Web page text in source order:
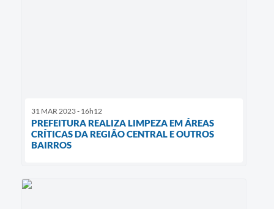
31 MAR 2023 - 16h12
PREFEITURA REALIZA LIMPEZA EM ÁREAS
CRÍTICAS DA REGIÃO CENTRAL E OUTROS
BAIRROS